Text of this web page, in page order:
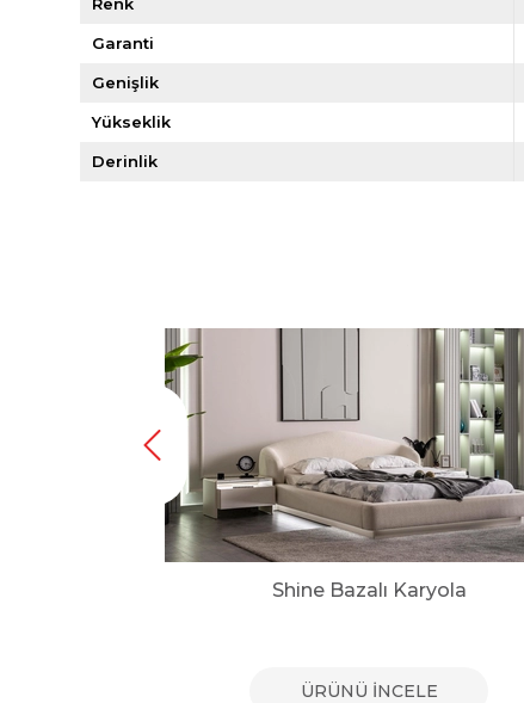
Garanti
Genişlik
Yükseklik
Derinlik
Shine Bazalı Karyola
ÜRÜNÜ İNCELE